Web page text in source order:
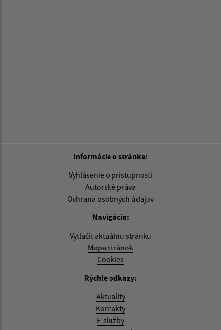
Informácie o stránke:
Vyhlásenie o prístupnosti
Autorské práva
Ochrana osobných údajov
Navigácia:
Vytlačiť aktuálnu stránku
Mapa stránok
Cookies
Rýchle odkazy:
Aktuality
Kontakty
E-služby